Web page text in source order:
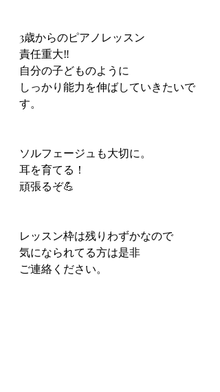
3歳からのピアノレッスン
責任重大‼️
自分の子どものように
しっかり能力を伸ばしていきたいで
す。
ソルフェージュも大切に。
耳を育てる！
頑張るぞ💪
レッスン枠は残りわずかなので
気になられてる方は是非
ご連絡ください。